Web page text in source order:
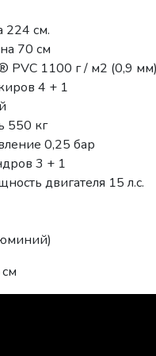
224 см.
70 см
PVC 1100 г / м2 (0,9
4 + 1
550 кг
0,25 бар
3 + 1
двигателя 15 л.с.